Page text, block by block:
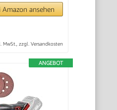
Amazon ansehen
MwSt., zzgl. Versandkosten
ANGEBOT